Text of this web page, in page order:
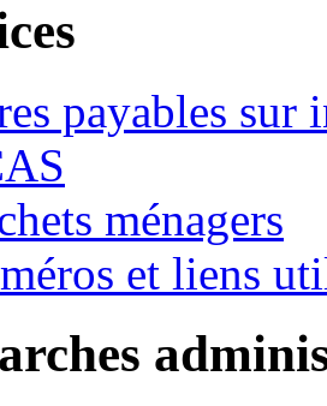
payables sur
ménagers
et liens